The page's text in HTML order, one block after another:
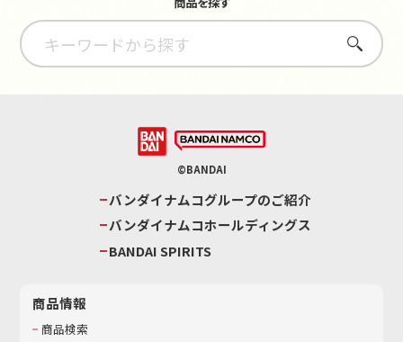
さがす
©BANDAI
バンダイナムコグループのご紹介
バンダイナムコホールディングス
BANDAI SPIRITS
商品情報
商品検索